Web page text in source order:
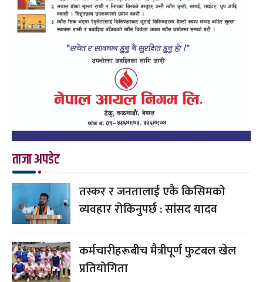
ताजा अपडेट
तस्कर र जनतालाई एकै किसिमको
व्यवहार रोकिनुपर्छ : सांसद यादव
कर्मचारीहरूबीच मैत्रीपूर्ण फुटबल खेल
प्रतियोगिता